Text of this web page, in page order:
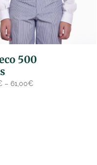
500
–61,00€